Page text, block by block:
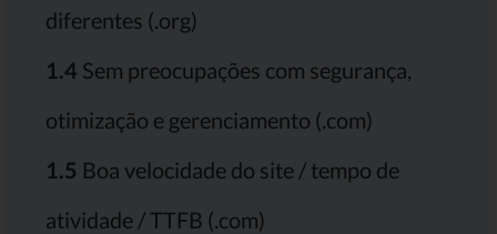
diferentes (.org)
1.4 Sem preocupações com segurança,
otimização e gerenciamento (.com)
1.5 Boa velocidade do site / tempo de
atividade / TTFB (.com)